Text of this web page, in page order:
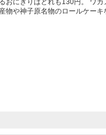
おにぎりはどれも130円。 ワカ
物や神子原名物のロールケーキ